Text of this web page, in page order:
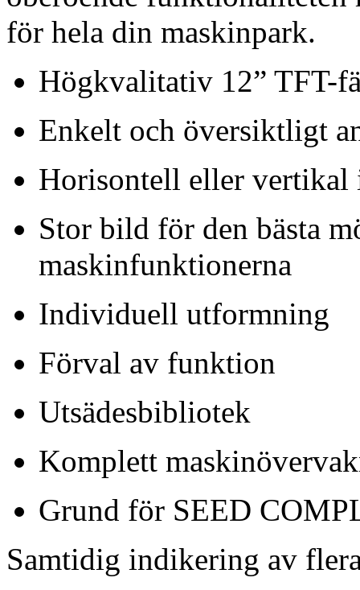
för hela din maskinpark.
Högkvalitativ 12” TFT-
Enkelt och översiktligt
Horisontell eller
Stor bild för den bästa
maskinfunktionerna
Individuell utformning
Förval av funktion
Utsädesbibliotek
Komplett
Grund för SEED
Samtidig indikering av